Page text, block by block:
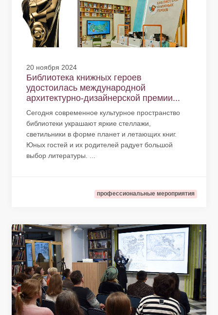
20 ноября 2024
Библиотека книжных героев
удостоилась международной
архитектурно-дизайнерской премии...
Сегодня современное культурное пространство
библиотеки украшают яркие стеллажи,
светильники в форме планет и летающих книг.
Юных гостей и их родителей радует большой
выбор литературы. ...
профессиональные мероприятия